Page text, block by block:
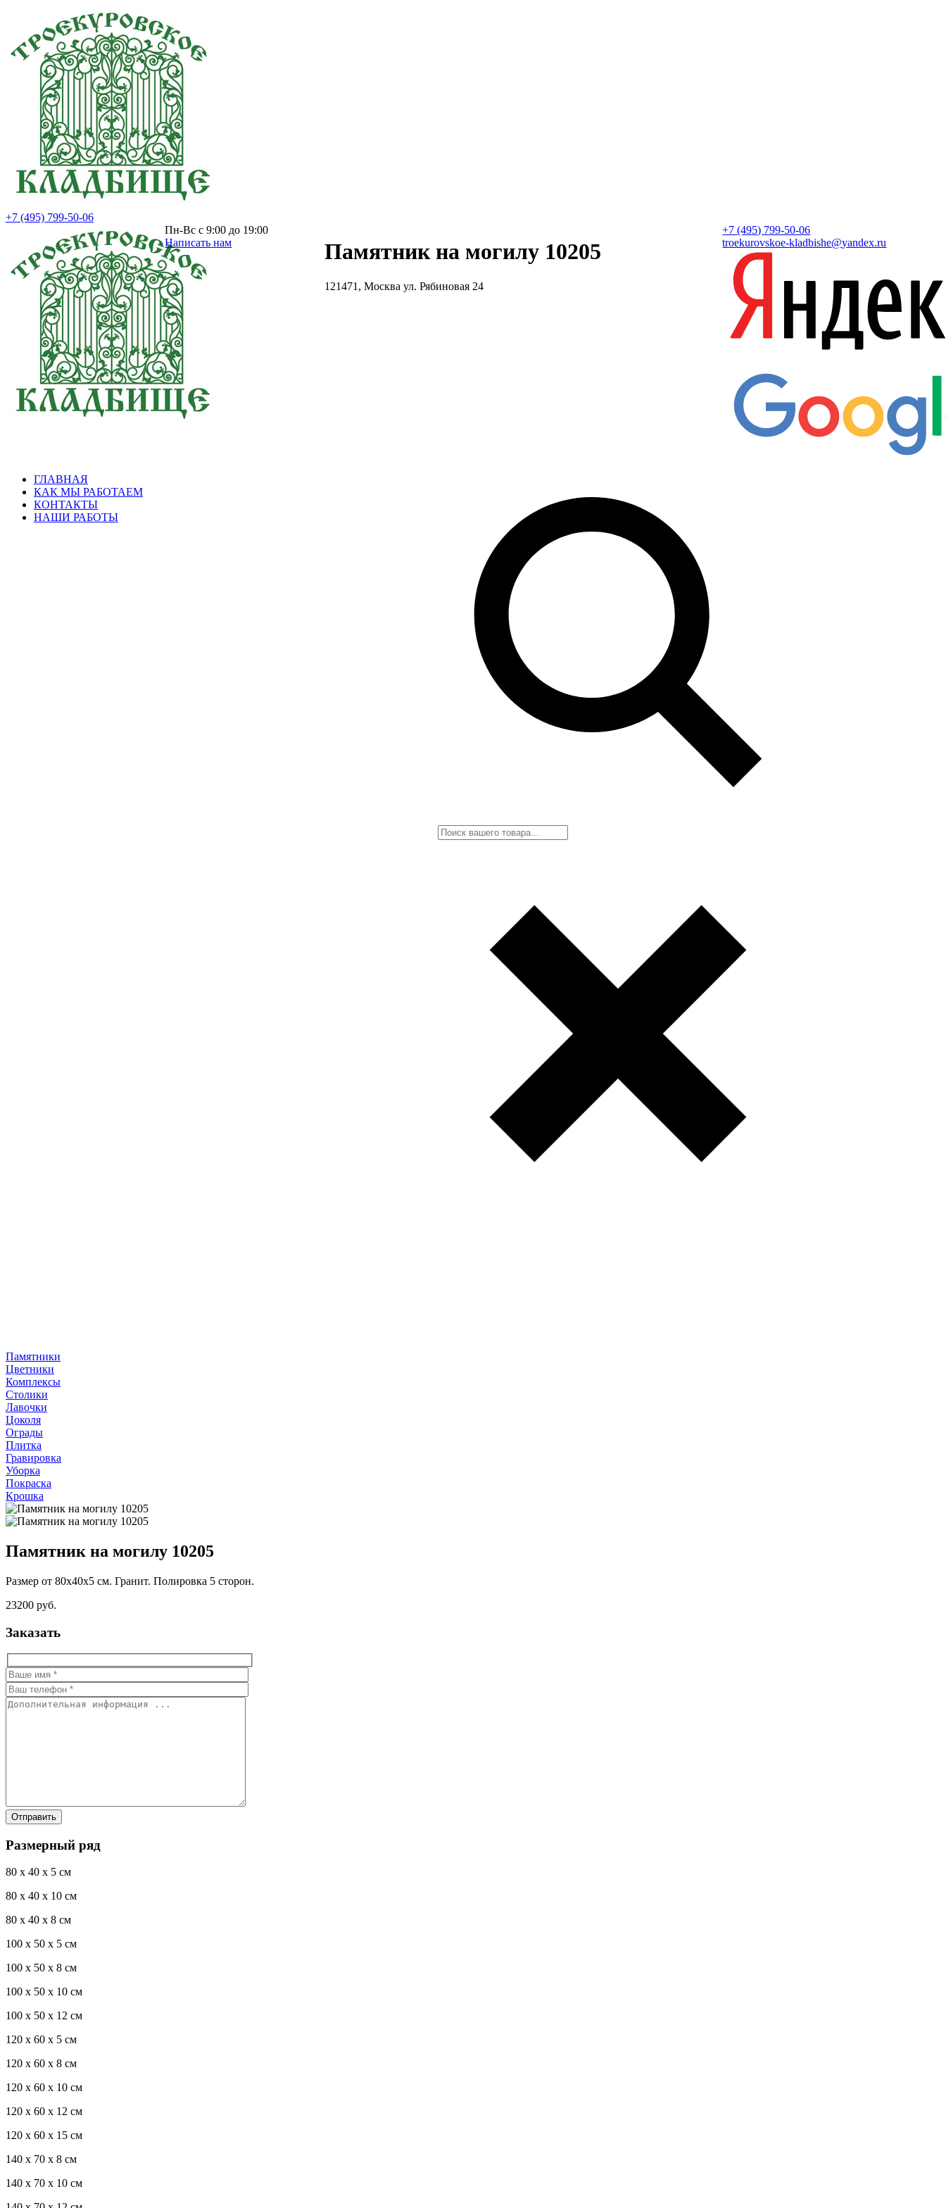
+7 (495) 799-50-06
Пн-Вс с 9:00 до 19:00
Написать нам
Памятник на могилу 10205
121471, Москва ул. Рябиновая 24
+7 (495) 799-50-06
troekurovskoe-kladbishe@yandex.ru
ГЛАВНАЯ
КАК МЫ РАБОТАЕМ
КОНТАКТЫ
НАШИ РАБОТЫ
Памятники
Цветники
Комплексы
Столики
Лавочки
Цоколя
Ограды
Плитка
Гравировка
Уборка
Покраска
Крошка
Памятник на могилу 10205
Размер от 80х40х5 см. Гранит. Полировка 5 сторон.
23200 руб.
Заказать
Размерный ряд
80 x 40 x 5 см
80 x 40 x 10 см
80 x 40 x 8 см
100 x 50 x 5 см
100 х 50 х 8 см
100 x 50 x 10 см
100 x 50 x 12 см
120 x 60 x 5 см
120 x 60 x 8 см
120 x 60 x 10 см
120 x 60 x 12 см
120 x 60 x 15 см
140 x 70 x 8 см
140 x 70 x 10 см